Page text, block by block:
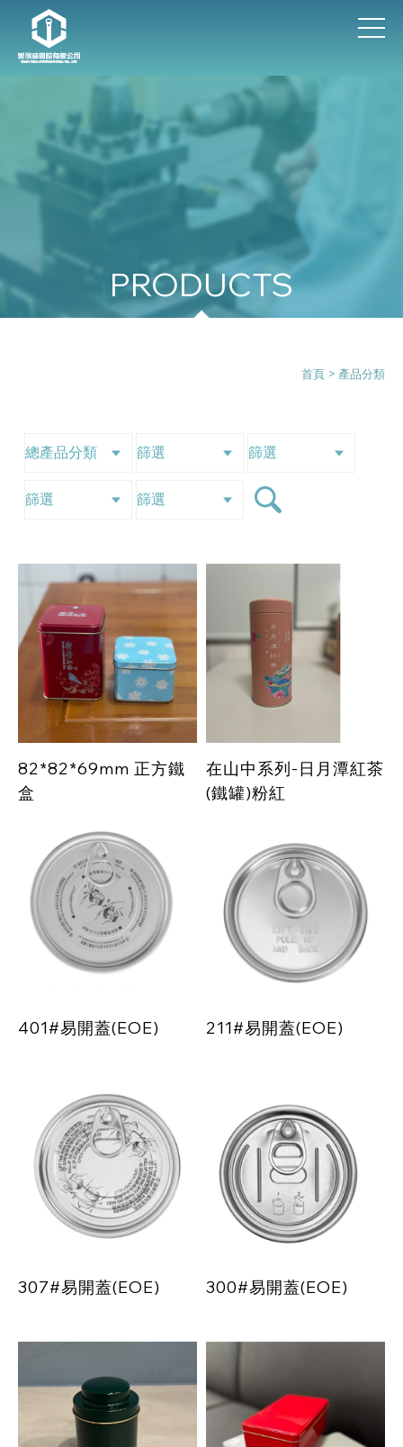
產品分類
首頁 > 產品分類
82*82*69mm 正方鐵
盒
在山中系列-日月潭紅茶
(鐵罐)粉紅
401#易開蓋(EOE) 211#易開蓋(EOE)
307#易開蓋(EOE) 300#易開蓋(EOE)